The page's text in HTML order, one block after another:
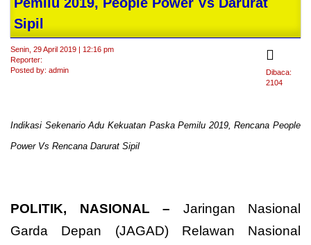
Sipil
Senin, 29 April 2019 | 12:16 pm
Reporter:
Posted by: admin
Dibaca:
2104
Indikasi Sekenario Adu Kekuatan Paska Pemilu 2019, Rencana People
Power Vs Rencana Darurat Sipil
POLITIK, NASIONAL – Jaringan Nasional
Garda Depan (JAGAD) Relawan Nasional